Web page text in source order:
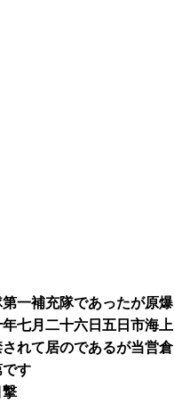
一補充隊であったが原爆
七月二十六日五日市海上
れて居のであるが当営倉
す